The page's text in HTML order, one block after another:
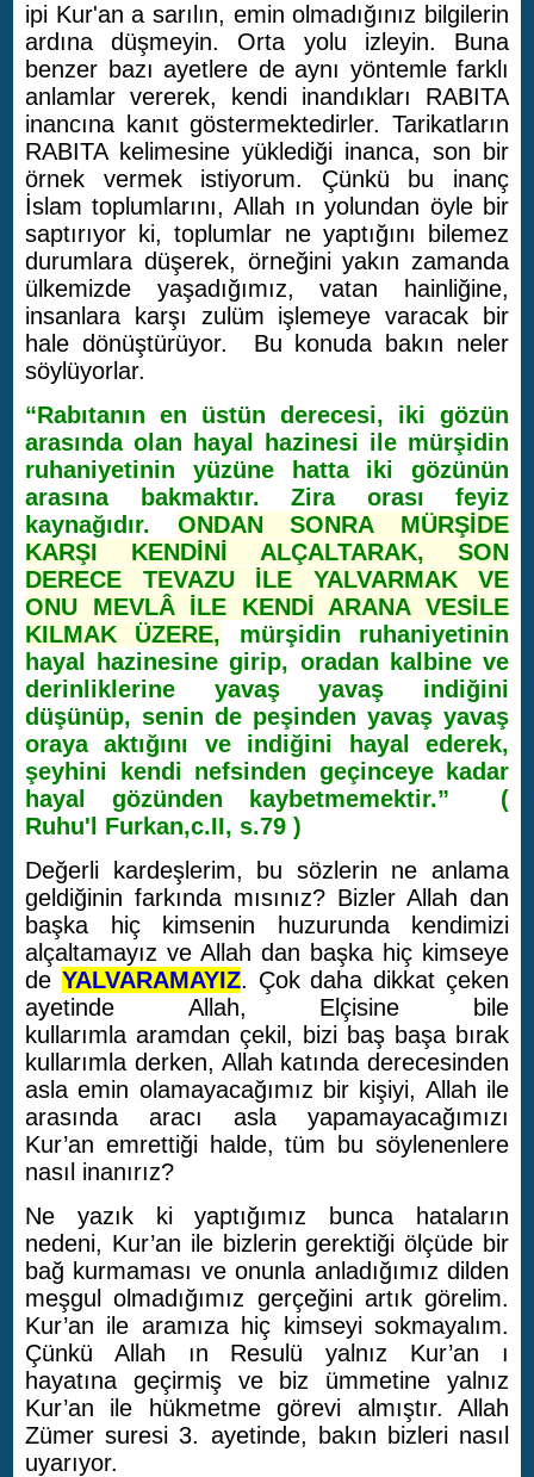
ipi Kur'an a sarılın, emin olmadığınız bilgilerin
ardına düşmeyin. Orta yolu izleyin. Buna
benzer bazı ayetlere de aynı yöntemle farklı
anlamlar vererek, kendi inandıkları RABITA
inancına kanıt göstermektedirler. Tarikatların
RABITA kelimesine yüklediği inanca, son bir
örnek vermek istiyorum. Çünkü bu inanç
İslam toplumlarını, Allah ın yolundan öyle bir
saptırıyor ki, toplumlar ne yaptığını bilemez
durumlara düşerek, örneğini yakın zamanda
ülkemizde yaşadığımız, vatan hainliğine,
insanlara karşı zulüm işlemeye varacak bir
hale dönüştürüyor. Bu konuda bakın neler
söylüyorlar.
“Rabıtanın en üstün derecesi, iki gözün
arasında olan hayal hazinesi ile mürşidin
ruhaniyetinin yüzüne hatta iki gözünün
arasına bakmaktır. Zira orası feyiz
kaynağıdır. ONDAN SONRA MÜRŞİDE
KARŞI KENDİNİ ALÇALTARAK, SON
DERECE TEVAZU İLE YALVARMAK VE
ONU MEVLÂ İLE KENDİ ARANA VESİLE
KILMAK ÜZERE, mürşidin ruhaniyetinin
hayal hazinesine girip, oradan kalbine ve
derinliklerine yavaş yavaş indiğini
düşünüp, senin de peşinden yavaş yavaş
oraya aktığını ve indiğini hayal ederek,
şeyhini kendi nefsinden geçinceye kadar
hayal gözünden kaybetmemektir.” (
Ruhu'l Furkan,c.II, s.79 )
Değerli kardeşlerim, bu sözlerin ne anlama
geldiğinin farkında mısınız? Bizler Allah dan
başka hiç kimsenin huzurunda kendimizi
alçaltamayız ve Allah dan başka hiç kimseye
de YALVARAMAYIZ. Çok daha dikkat çeken
ayetinde Allah, Elçisine bile
kullarımla aramdan çekil, bizi baş başa bırak
kullarımla derken, Allah katında derecesinden
asla emin olamayacağımız bir kişiyi, Allah ile
arasında aracı asla yapamayacağımızı
Kur’an emrettiği halde, tüm bu söylenenlere
nasıl inanırız?
Ne yazık ki yaptığımız bunca hataların
nedeni, Kur’an ile bizlerin gerektiği ölçüde bir
bağ kurmaması ve onunla anladığımız dilden
meşgul olmadığımız gerçeğini artık görelim.
Kur’an ile aramıza hiç kimseyi sokmayalım.
Çünkü Allah ın Resulü yalnız Kur’an ı
hayatına geçirmiş ve biz ümmetine yalnız
Kur’an ile hükmetme görevi almıştır. Allah
Zümer suresi 3. ayetinde, bakın bizleri nasıl
uyarıyor.